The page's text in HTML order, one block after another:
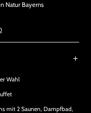
Natur Bayerns
Wahl
mit 2 Saunen, Dampfbad,